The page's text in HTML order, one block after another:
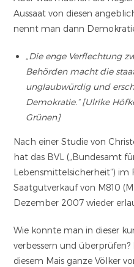
Aussaat von diesen
nennt man dann
„Die enge Verflechtung
Behörden macht die
unglaubwürdig und
Demokratie.“ [Ulrike
Grünen]
Nach einer Studie von
hat das BVL („Bundesamt
Lebensmittelsicherheit“) im
Saatgutverkauf von M810
Dezember 2007 wieder
Wie konnte man in dieser
verbessern und überprüfen?
diesem Mais ganze Völker